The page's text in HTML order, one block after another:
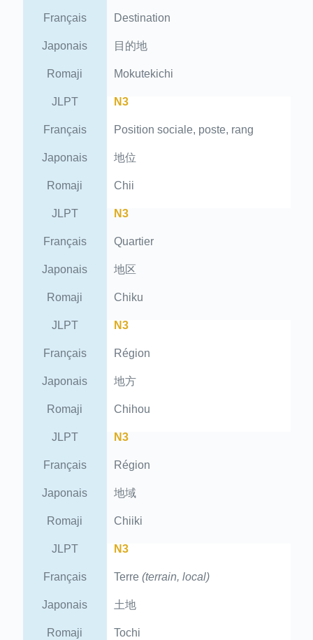
Français Destination
Japonais 目的地
Romaji Mokutekichi
JLPT N3
Français Position sociale, poste, rang
Japonais 地位
Romaji Chii
JLPT N3
Français Quartier
Japonais 地区
Romaji Chiku
JLPT N3
Français Région
Japonais 地方
Romaji Chihou
JLPT N3
Français Région
Japonais 地域
Romaji Chiiki
JLPT N3
Français Terre (terrain, local)
Japonais 土地
Romaji Tochi